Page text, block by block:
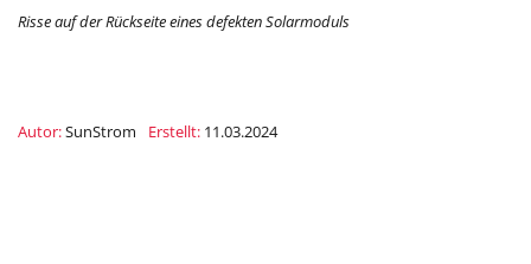
Risse auf der Rückseite eines defekten Solarmoduls
Autor:SunStrom Erstellt: 11.03.2024